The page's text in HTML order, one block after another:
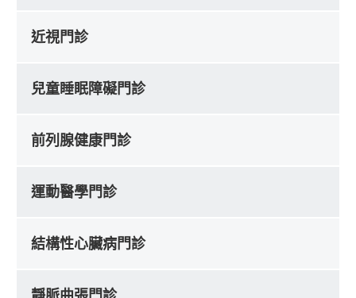
近視門診
兒童睡眠障礙門診
前列腺健康門診
運動醫學門診
結構性心臟病門診